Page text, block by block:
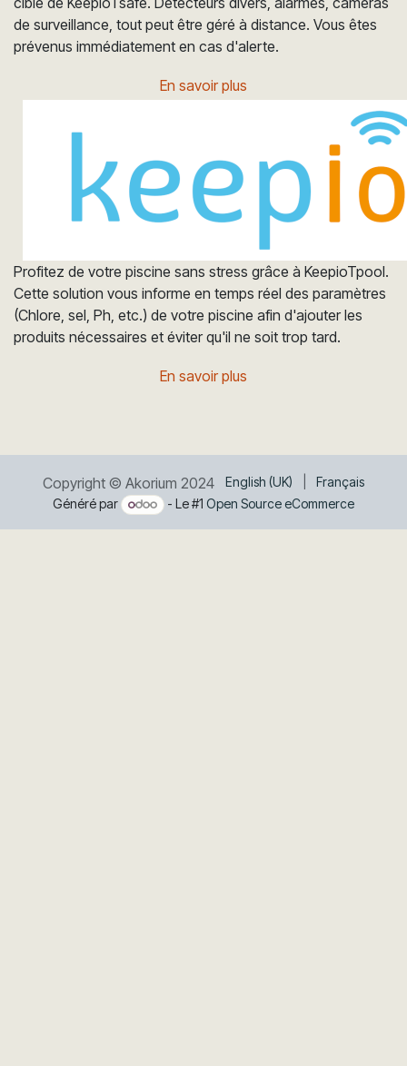
de surveillance, tout peut être géré à distance. Vous êtes
prévenus immédiatement en cas d'alerte.
En savoir plus
Profitez de votre piscine sans stress grâce à KeepioTpool.
Cette solution vous informe en temps réel des paramètres
(Chlore, sel, Ph, etc.) de votre piscine afin d'ajouter les
produits nécessaires et éviter qu'il ne soit trop tard.
En savoir plus
Copyright © Akorium 2024 English (UK)
Français
Généré par
- Le #1Open Source eCommerce